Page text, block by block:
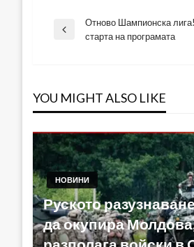
Навигация
Previous
Отново Шампионска
старта на програмата
YOU MIGHT ALSO LIKE
НОВИНИ
Руското
да окупира